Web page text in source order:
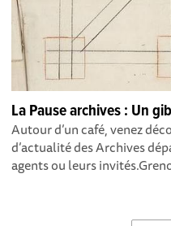
La Pause archives : Un
Autour d’un café, venez
d’actualité des Archives
agents ou leurs